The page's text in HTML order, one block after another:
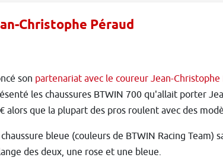
Christophe Péraud
son partenariat avec le coureur Jean-Christophe
les chaussures BTWIN 700 qu'allait porter
alors que la plupart des pros roulent avec des
bleue (couleurs de BTWIN Racing Team)
des deux, une rose et une bleue.